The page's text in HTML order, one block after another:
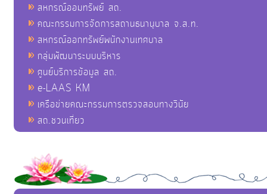
สหกรณ์ออมทรัพย์ สถ.
คณะกรรมการจัดการสถานธนานุบาล จ.ส.ท.
สหกรณ์ออกทรัพย์พนักงานเทศบาล
กลุ่มพัฒนาระบบบริหาร
ศูนย์บริการข้อมูล สถ.
e-LAAS KM
เครือข่ายคณะกรรมการตรวจสอบทางวินัย
สถ.ชวนเที่ยว